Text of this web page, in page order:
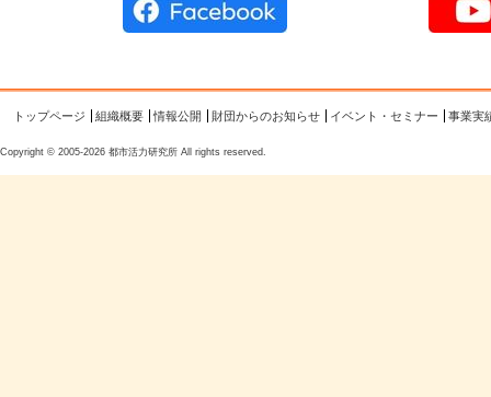
トップページ 組織概要 情報公開 財団からのお知らせ イベント・セミナー 事業実
Copyright © 2005-2026 都市活力研究所 All rights reserved.